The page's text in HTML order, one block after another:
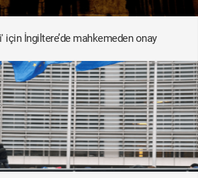
İngiltere’de mahkemeden onay